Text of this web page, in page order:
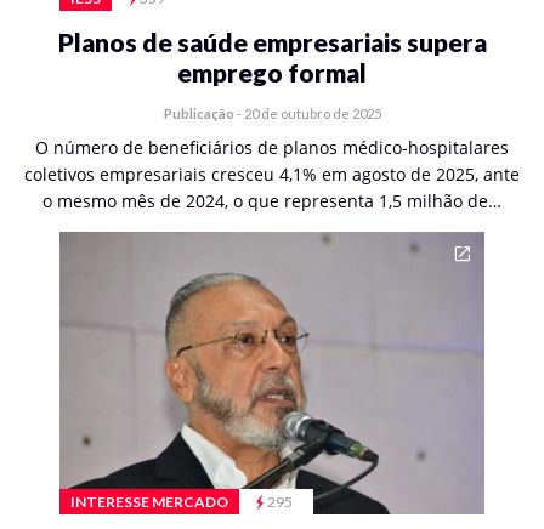
Planos de saúde empresariais supera
emprego formal
Publicação - 20 de outubro de 2025
O número de beneficiários de planos médico-hospitalares
coletivos empresariais cresceu 4,1% em agosto de 2025, ante
o mesmo mês de 2024, o que representa 1,5 milhão de…
INTERESSE MERCADO 295